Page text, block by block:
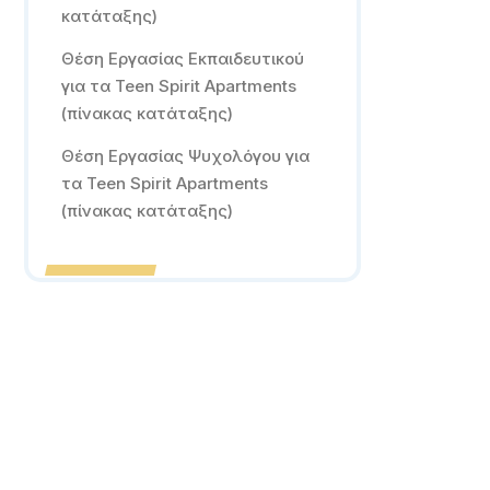
κατάταξης)
Θέση Εργασίας Εκπαιδευτικού
για τα Teen Spirit Apartments
(πίνακας κατάταξης)
Θέση Εργασίας Ψυχολόγου για
τα Teen Spirit Apartments
(πίνακας κατάταξης)